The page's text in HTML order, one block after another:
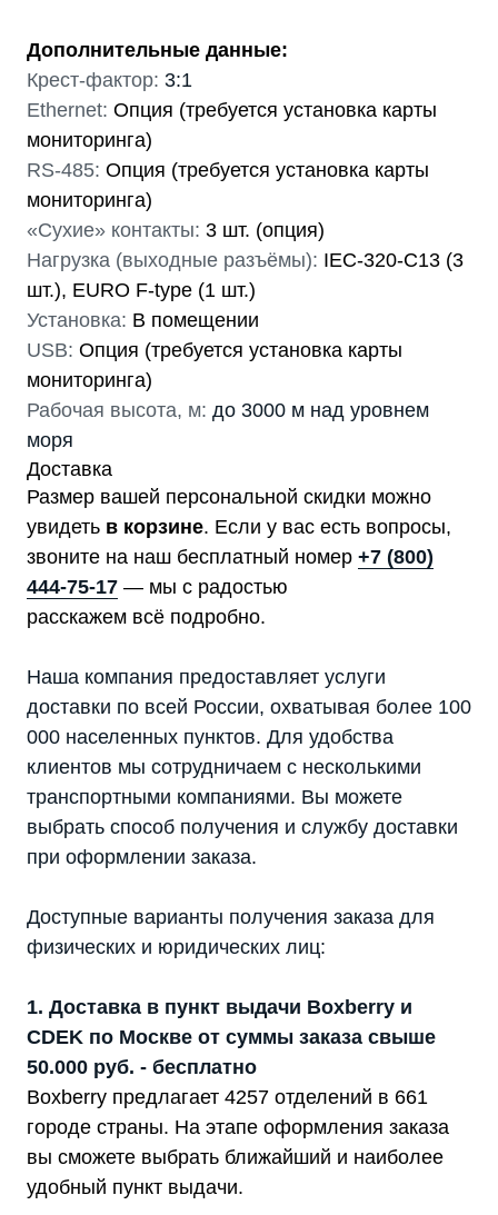
Дополнительные данные:
Крест-фактор: 3:1
Ethernet: Опция (требуется установка карты
мониторинга)
RS-485: Опция (требуется установка карты
мониторинга)
«Сухие» контакты: 3 шт. (опция)
Нагрузка (выходные разъёмы): IEC-320-C13 (3
шт.), EURO F-type (1 шт.)
Установка: В помещении
USB: Опция (требуется установка карты
мониторинга)
Рабочая высота, м: до 3000 м над уровнем
моря
Доставка
Размер вашей персональной скидки можно
увидеть в корзине. Если у вас есть вопросы,
звоните на наш бесплатный номер +7 (800)
444-75-17 — мы с радостью
расскажем всё подробно.
Наша компания предоставляет услуги
доставки по всей России, охватывая более 100
000 населенных пунктов. Для удобства
клиентов мы сотрудничаем с несколькими
транспортными компаниями. Вы можете
выбрать способ получения и службу доставки
при оформлении заказа.
Доступные варианты получения заказа для
физических и юридических лиц:
1. Доставка в пункт выдачи Boxberry и
CDEK по Москве от суммы заказа свыше
50.000 руб. - бесплатно
Boxberry предлагает 4257 отделений в 661
городе страны. На этапе оформления заказа
вы сможете выбрать ближайший и наиболее
удобный пункт выдачи.